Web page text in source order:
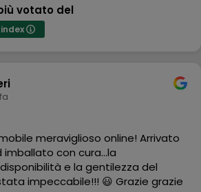
votato del
meraviglioso online! Arrivato
con cura...la
e la gentilezza del
impeccabile!!! 😃 Grazie grazie